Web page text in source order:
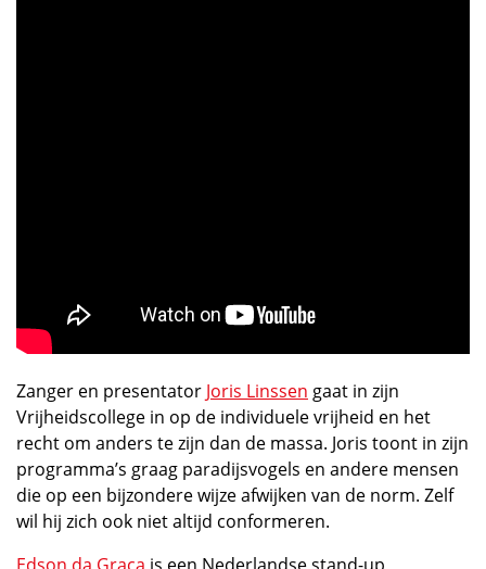
Zanger en presentator Joris Linssen gaat in zijn
Vrijheidscollege in op de individuele vrijheid en het
recht om anders te zijn dan de massa. Joris toont in zijn
programma’s graag paradijsvogels en andere mensen
die op een bijzondere wijze afwijken van de norm. Zelf
wil hij zich ook niet altijd conformeren.